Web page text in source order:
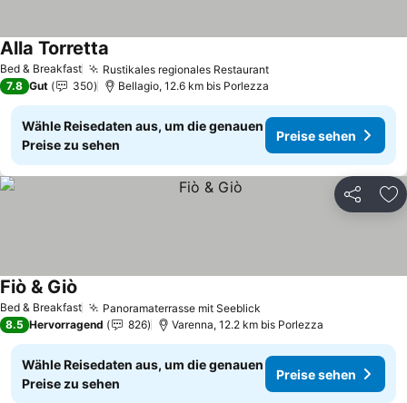
Bed & Breakfast Rustikales regionales RestaurantPreise sehen
Alla Torretta
7.8 Gut 350 Bellagio, 12.6 km bis Porlezza
Wähle Reisedaten aus, um die genauen
Preise zu sehen
Preise sehen
Teilen
Bed & Breakfast Panoramaterrasse mit Seeblick
Fiò & Giò
8.5 Hervorragend 826 Varenna, 12.2 km bis Porlezza
Wähle Reisedaten aus, um die genauen
Preise zu sehen
Preise sehen